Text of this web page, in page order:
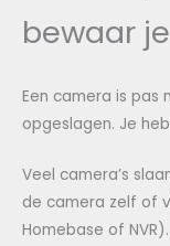
bewaar
Een camera is pas
opgeslagen. Je
Veel camera’s
de camera zelf of
Homebase of